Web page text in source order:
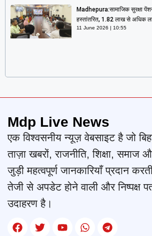
Madhepura:सामाजिक सुरक्षा
हस्तांतरित, 1.82 लाख से अधिक
11 June 2026 10:55
Mdp Live News
एक विश्वसनीय न्यूज़ वेबसाइट है जो
ताज़ा खबरों, राजनीति, शिक्षा, समाज
जुड़ी महत्वपूर्ण जानकारियाँ प्रदान
तेजी से अपडेट होने वाली और निष्पक्ष
उदाहरण है।